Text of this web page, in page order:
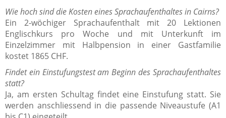
Wie hoch sind die Kosten eines Sprachaufenthaltes in Cairns?
Ein 2-wöchiger Sprachaufenthalt mit 20 Lektionen
Englischkurs pro Woche und mit Unterkunft im
Einzelzimmer mit Halbpension in einer Gastfamilie
kostet 1865 CHF.
Findet ein Einstufungstest am Beginn des Sprachaufenthaltes
statt?
Ja, am ersten Schultag findet eine Einstufung statt. Sie
werden anschliessend in die passende Niveaustufe (A1